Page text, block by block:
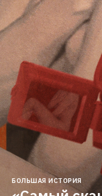
БОЛЬШАЯ ИСТОРИЯ